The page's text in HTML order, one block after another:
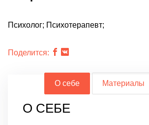
Психолог; Психотерапевт;
Поделится:
О себе Материалы
О СЕБЕ